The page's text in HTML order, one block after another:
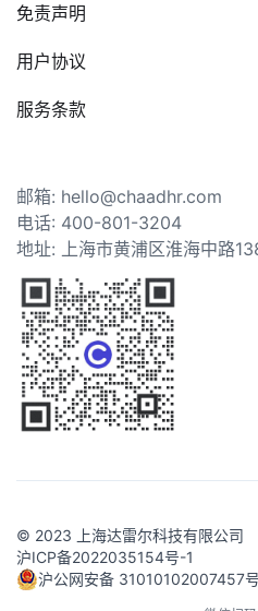
免责声明
用户协议
服务条款
邮箱: hello@chaadhr.com
电话: 400-801-3204
地址: 上海市黄浦区淮海中路
© 2023 上海达雷尔科技有限公司
沪ICP备2022035154号-1
沪公网安备 31010102007457号